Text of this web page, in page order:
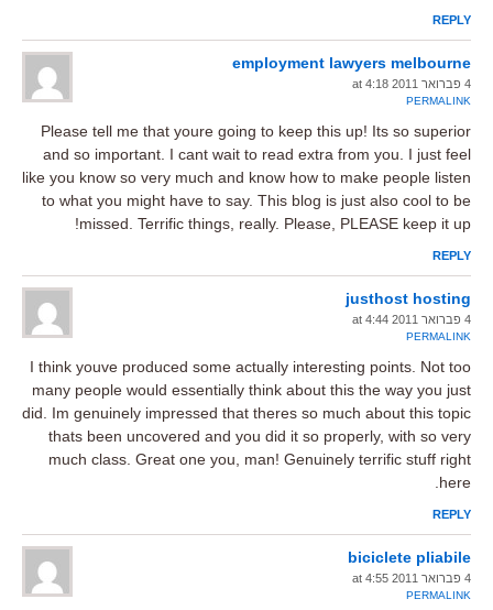
REPLY
employment lawyers melbourne
4 פברואר 2011 at 4:18
PERMALINK
Please tell me that youre going to keep this up! Its so superior
and so important. I cant wait to read extra from you. I just feel
like you know so very much and know how to make people listen
to what you might have to say. This blog is just also cool to be
missed. Terrific things, really. Please, PLEASE keep it up!
REPLY
justhost hosting
4 פברואר 2011 at 4:44
PERMALINK
I think youve produced some actually interesting points. Not too
many people would essentially think about this the way you just
did. Im genuinely impressed that theres so much about this topic
thats been uncovered and you did it so properly, with so very
much class. Great one you, man! Genuinely terrific stuff right
here.
REPLY
biciclete pliabile
4 פברואר 2011 at 4:55
PERMALINK